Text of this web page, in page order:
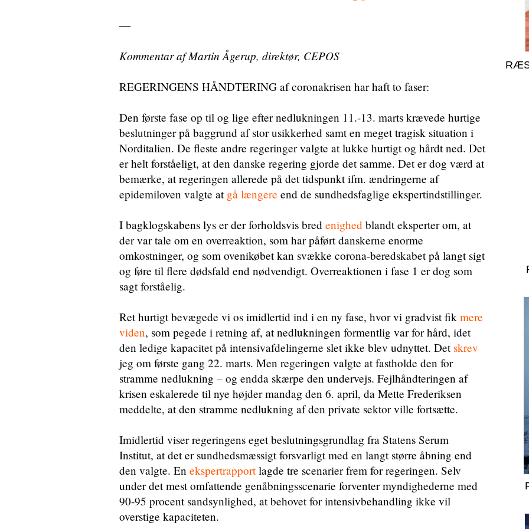
—
Kommentar af Martin Ågerup, direktør, CEPOS
REGERINGENS HÅNDTERING af coronakrisen har haft to faser:
Den første fase op til og lige efter nedlukningen 11.-13. marts krævede hurtige
beslutninger på baggrund af stor usikkerhed samt en meget tragisk situation i
Norditalien. De fleste andre regeringer valgte at lukke hurtigt og hårdt ned. Det
er helt forståeligt, at den danske regering gjorde det samme. Det er dog værd at
bemærke, at regeringen allerede på det tidspunkt ifm. ændringerne af
epidemiloven valgte at gå længere end de sundhedsfaglige ekspertindstillinger.
I bagklogskabens lys er der forholdsvis bred enighed blandt eksperter om, at
der var tale om en overreaktion, som har påført danskerne enorme
omkostninger, og som ovenikøbet kan svække corona-beredskabet på langt sigt
og føre til flere dødsfald end nødvendigt. Overreaktionen i fase 1 er dog som
sagt forståelig.
Ret hurtigt bevægede vi os imidlertid ind i en ny fase, hvor vi gradvist fik mere
viden, som pegede i retning af, at nedlukningen formentlig var for hård, idet
den ledige kapacitet på intensivafdelingerne slet ikke blev udnyttet. Det skrev
jeg om første gang 22. marts. Men regeringen valgte at fastholde den for
stramme nedlukning – og endda skærpe den undervejs. Fejlhåndteringen af
krisen eskalerede til nye højder mandag den 6. april, da Mette Frederiksen
meddelte, at den stramme nedlukning af den private sektor ville fortsætte.
Imidlertid viser regeringens eget beslutningsgrundlag fra Statens Serum
Institut, at det er sundhedsmæssigt forsvarligt med en langt større åbning end
den valgte. En ekspertrapportlagde tre scenarier frem for regeringen. Selv
under det mest omfattende genåbningsscenarie forventer myndighederne med
90-95 procent sandsynlighed, at behovet for intensivbehandling ikke vil
overstige kapaciteten.